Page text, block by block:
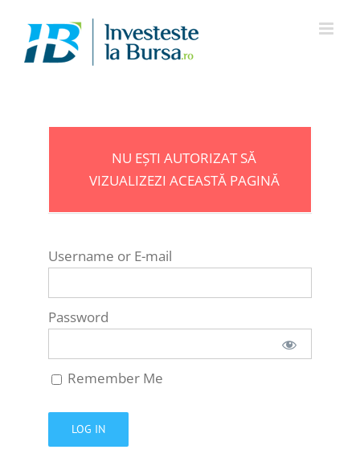
content
NU EȘTI AUTORIZAT SĂ
VIZUALIZEZI ACEASTĂ PAGINĂ
Username or E-mail
Password
Remember Me